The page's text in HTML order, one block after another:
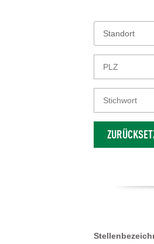
Standort